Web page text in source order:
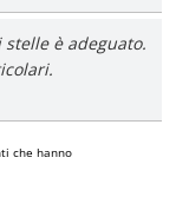
è adeguato.
che hanno